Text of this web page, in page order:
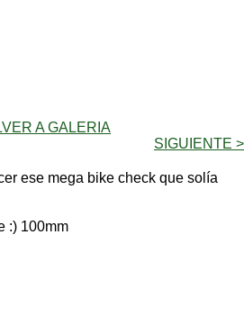
A GALERIA
SIGUIENTE >
ese mega bike check que solía
:) 100mm